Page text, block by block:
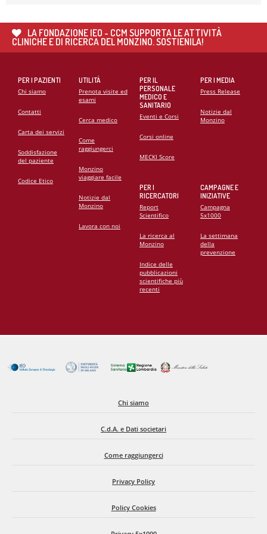
PROF. GIANFRANCO SINAGRA AL CONGRESSO
CARDIO MONZINO 2025
LA FONDAZIONE IEO - CCM SUPPORTA LE ATTIVITÀ
CLINICHE E DI RICERCA DEL MONZINO. SOSTIENILA!
PER I PAZIENTI
Chi siamo
Contatti
Carta dei servizi
Soddisfazione
del paziente
Codice Etico
UTILITÀ
Prenota visite ed
esami
Cerca medico
Come
raggiungerci
Monzino
viaggiare facile
Notizie dal
Monzino
Lavora con noi
PER IL
PERSONALE
MEDICO E
SANITARIO
Eventi e Corsi
Corsi online
MECKI Score
PER I
RICERCATORI
Report
Scientifico
La ricerca al
Monzino
Indice delle
pubblicazioni
scientifiche più
recenti
PER I MEDIA
Press Release
Notizie dal
Monzino
CAMPAGNE E
INIZIATIVE
Campagna
5x1000
La settimana
della
prevenzione
Chi siamo
C.d.A. e Dati societari
Come raggiungerci
Privacy Policy
Policy Cookies